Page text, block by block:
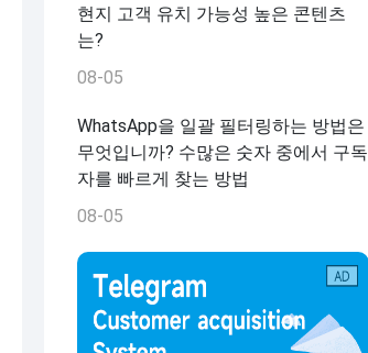
현지 고객 유치 가능성 높은 콘텐츠
는?
08-05
WhatsApp을 일괄 필터링하는 방법은
무엇입니까? 수많은 숫자 중에서 구독
자를 빠르게 찾는 방법
08-05